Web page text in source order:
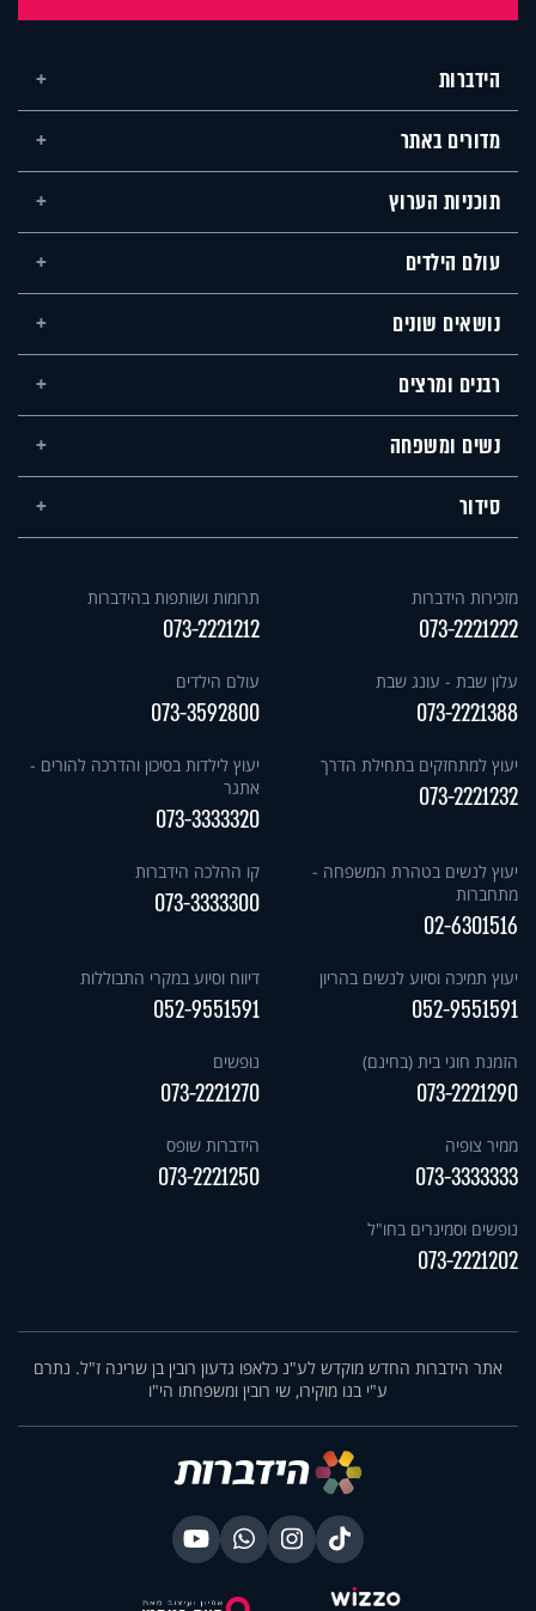
הידברות
מדורים באתר
תוכניות הערוץ
עולם הילדים
נושאים שונים
רבנים ומרצים
נשים ומשפחה
סידור
מזכירות הידברות
073-2221222
תרומות ושותפות בהידברות
073-2221212
עלון שבת - עונג שבת
073-2221388
עולם הילדים
073-3592800
יעוץ למתחזקים בתחילת הדרך
073-2221232
יעוץ לילדות בסיכון והדרכה להורים -
אתגר
073-3333320
יעוץ לנשים בטהרת המשפחה -
מתחברות
02-6301516
קו ההלכה הידברות
073-3333300
יעוץ תמיכה וסיוע לנשים בהריון
052-9551591
דיווח וסיוע במקרי התבוללות
052-9551591
הזמנת חוגי בית (בחינם)
073-2221290
נופשים
073-2221270
ממיר צופיה
073-3333333
הידברות שופס
073-2221250
נופשים וסמינרים בחו"ל
073-2221202
אתר הידברות החדש מוקדש לע"נ כלאפו גדעון רובין בן שרינה ז"ל. נתרם
ע"י בנו מוקירו, שי רובין ומשפחתו הי"ו